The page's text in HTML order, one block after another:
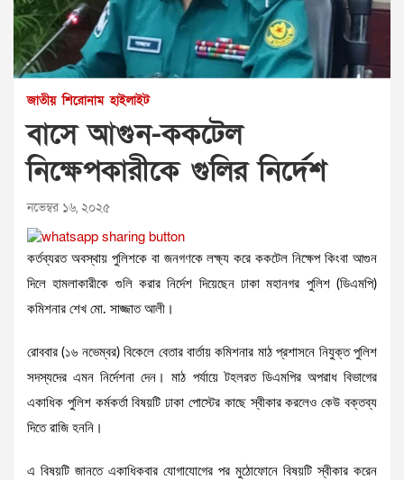
জাতীয় শিরোনাম হাইলাইট
বাসে আগুন-ককটেল
নিক্ষেপকারীকে গুলির নির্দেশ
নভেম্বর ১৬, ২০২৫
কর্তব্যরত অবস্থায় পুলিশকে বা জনগণকে লক্ষ্য করে ককটেল নিক্ষেপ কিংবা আগুন
দিলে হামলাকারীকে গুলি করার নির্দেশ দিয়েছেন ঢাকা মহানগর পুলিশ (ডিএমপি)
কমিশনার শেখ মো. সাজ্জাত আলী।
রোববার (১৬ নভেম্বর) বিকেলে বেতার বার্তায় কমিশনার মাঠ প্রশাসনে নিযুক্ত পুলিশ
সদস্যদের এমন নির্দেশনা দেন। মাঠ পর্যায়ে টহলরত ডিএমপির অপরাধ বিভাগের
একাধিক পুলিশ কর্মকর্তা বিষয়টি ঢাকা পোস্টের কাছে স্বীকার করলেও কেউ বক্তব্য
দিতে রাজি হননি।
এ বিষয়টি জানতে একাধিকবার যোগাযোগের পর মুঠোফোনে বিষয়টি স্বীকার করেন